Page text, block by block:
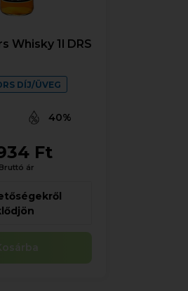
Whisky 1l DRS
DÍJ/ÜVEG
40%
Ft
Bruttó ár